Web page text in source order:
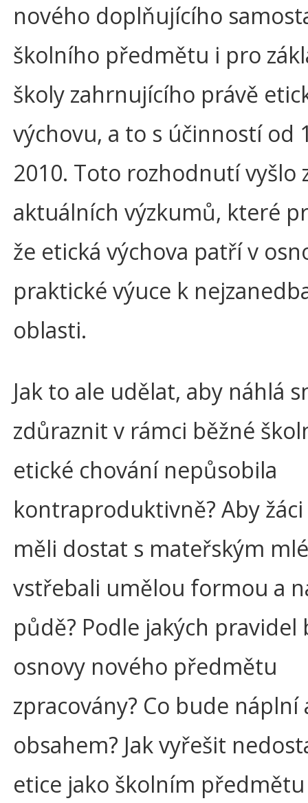
nového doplňujícího
školního předmětu i pro
školy zahrnujícího právě
výchovu, a to s účinností od
2010. Toto rozhodnutí vyšlo
aktuálních výzkumů, které
že etická výchova patří v
praktické výuce k
oblasti.
Jak to ale udělat, aby náhlá
zdůraznit v rámci běžné
etické chování nepůsobila
kontraproduktivně? Aby
měli dostat s mateřským
vstřebali umělou formou a
půdě? Podle jakých pravidel
osnovy nového předmětu
zpracovány? Co bude náplní
obsahem? Jak vyřešit
etice jako školním předmětu